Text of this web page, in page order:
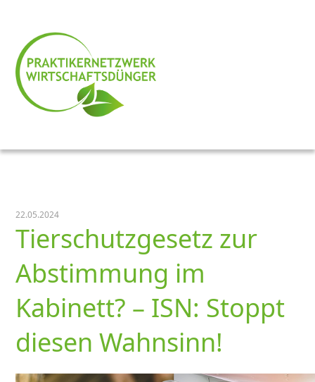
22.05.2024
Tierschutzgesetz zur
Abstimmung im
Kabinett? – ISN: Stoppt
diesen Wahnsinn!